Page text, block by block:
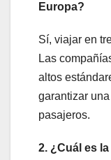
Europa?
Sí, viajar en
Las
altos
garantizar
pasajeros.
2. ¿Cuál es